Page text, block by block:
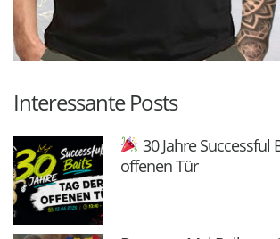
Interessante Posts
30 Jahre Successful
offenen Tür